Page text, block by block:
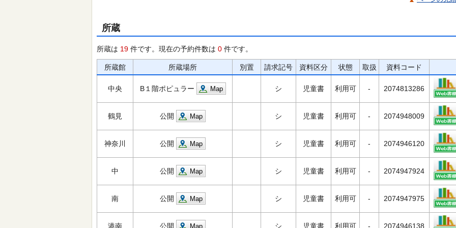
所蔵
所蔵は 19 件です。現在の予約件数は 0 件です。
所蔵館 所蔵場所 別置 請求記号 資料区分 状態 取扱 資料コード
中央 B１階ポピュラー Map シ 児童書 利用可 - 2074813286
鶴見 公開 Map シ 児童書 利用可 - 2074948009
神奈川 公開 Map シ 児童書 利用可 - 2074946120
中 公開 Map シ 児童書 利用可 - 2074947924
南 公開 Map シ 児童書 利用可 - 2074947975
港南 公開 Map シ 児童書 利用可 - 2074946138